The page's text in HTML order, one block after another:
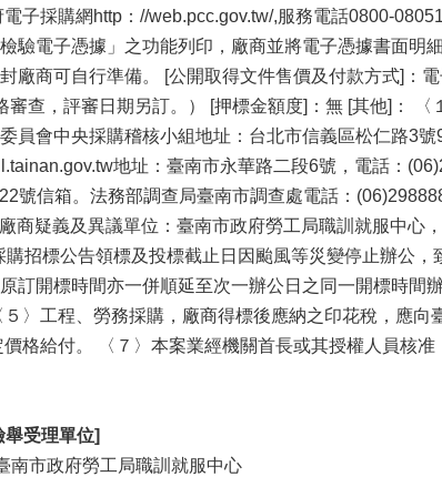
子採購網http：//web.pcc.gov.tw/,服務電話0800-
驗電子憑據」之功能列印，廠商並將電子憑據書面明
廠商可自行準備。 [公開取得文件售價及付款方式]：
審查，評審日期另訂。） [押標金額度]：無 [其他]：
員會中央採購稽核小組地址：台北市信義區松仁路3
地址：臺南市永華路二段6號，電話：
號信箱。法務部調查局臺南市調查處電話：
商疑義及異議單位：臺南市政府勞工局職訓就服中心
招標公告領標及投標截止日因颱風等災變停止辦公
訂開標時間亦一併順延至次一辦公日之同一開標時間
〉工程、勞務採購，廠商得標後應納之印花稅，應
格給付。 〈７〉本案業經機關首長或其授權人員核
受理單位]
南市政府勞工局職訓就服中心